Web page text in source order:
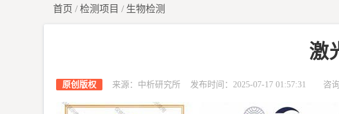
首页 /检测项目 / 生物检测
激
原创版权 来源：中析研究所 发布时间：2025-07-17 01:57:31 咨询